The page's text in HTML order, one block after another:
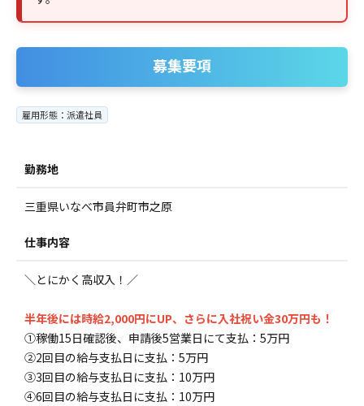
募集要項
雇用形態：派遣社員
勤務地
三重県いなべ市員弁町市之原
仕事内容
＼とにかく高収入！／
半年後には時給2,000円にUP、さらに入社祝い金30万円も！
①稼働15日確認後、申請後5営業日にて支払：5万円
②2回目の給与支払日に支払：5万円
③3回目の給与支払日に支払：10万円
④6回目の給与支払日に支払：10万円